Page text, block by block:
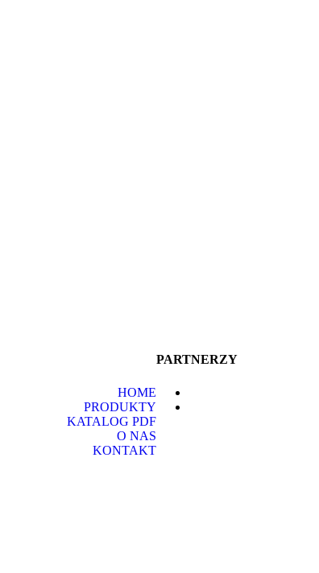
HOME
PRODUKTY
KATALOG PDF
O NAS
KONTAKT
PARTNERZY